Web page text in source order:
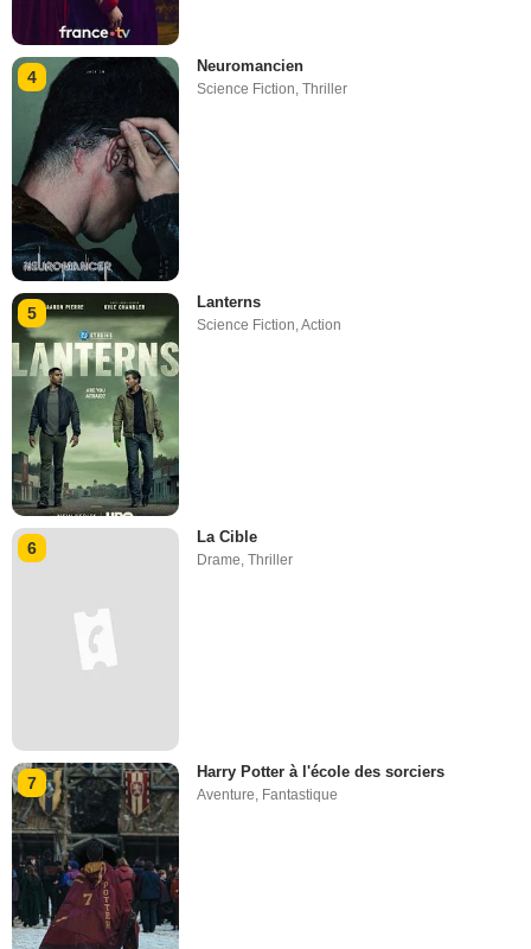
4
Neuromancien
Science Fiction,Thriller
5
Lanterns
Science Fiction ,Action
6
La Cible
Drame,Thriller
7
Harry Potter à l'école des sorciers
Aventure, Fantastique